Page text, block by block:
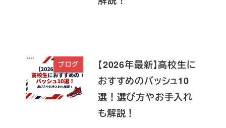
ブログ
【2026年最新】高校生に
おすすめのバッシュ10
選！選び方やお手入れ
も解説！